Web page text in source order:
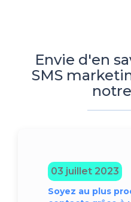
Envie d'en
SMS
03 juillet 2023
Soyez au plus